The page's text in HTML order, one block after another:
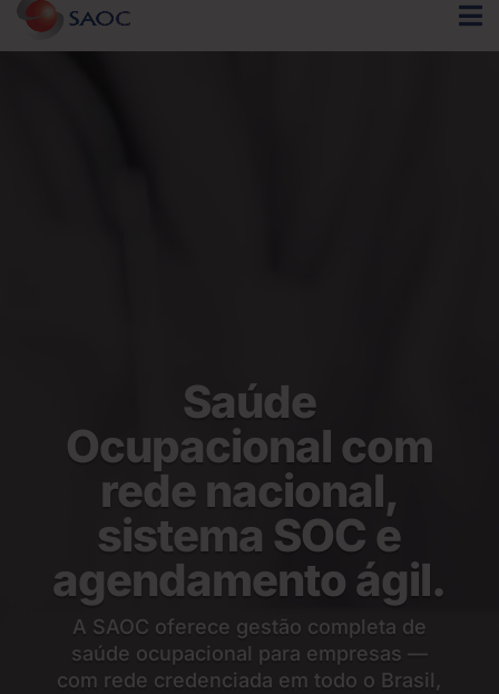
Saúde
Ocupacional com
rede nacional,
sistema SOC e
agendamento ágil.
A SAOC oferece gestão completa de
saúde ocupacional para empresas —
com rede credenciada em todo o Brasil,